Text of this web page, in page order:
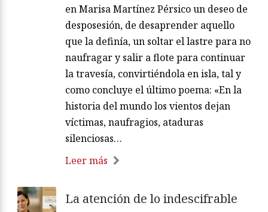
en Marisa Martínez Pérsico un deseo de
desposesión, de desaprender aquello
que la definía, un soltar el lastre para no
naufragar y salir a flote para continuar
la travesía, convirtiéndola en isla, tal y
como concluye el último poema: «En la
historia del mundo los vientos dejan
víctimas, naufragios, ataduras
silenciosas…
Leer más
La atención de lo indescifrable